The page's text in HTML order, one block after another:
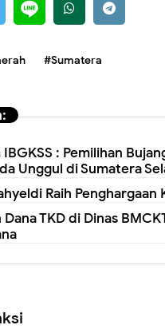
#Sumatera
: Pemilihan
Unggul di Sumatera
Raih Penghargaan
TKD di Dinas